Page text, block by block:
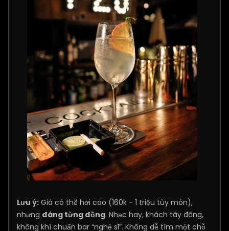
Lưu ý: Giá có thể hơi cao (160k - 1 triệu tùy món),
nhưng đáng từng đồng. Nhạc hay, khách tây đông,
không khí chuẩn bar “nghệ sĩ”. Không dễ tìm một chỗ